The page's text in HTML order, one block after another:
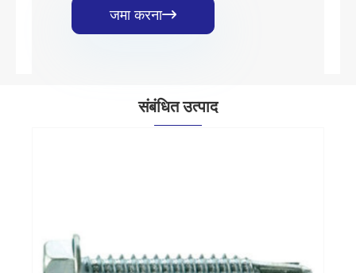
जमा करना
संबंधित उत्पाद